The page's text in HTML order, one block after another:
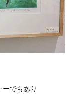
でもあり